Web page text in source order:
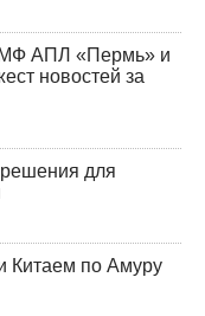
АПЛ «Пермь» и
новостей за
для
Китаем по Амуру